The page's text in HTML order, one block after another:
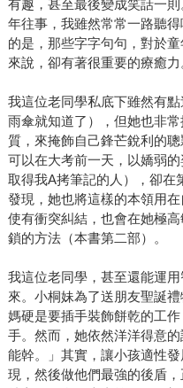
有趣，甚至最後變成笑話一
年往事，我雖然常常一路聽
的是，那些字字句句，對於
來說，卻有著很重要的療癒力
我這位老同學私底下雖然有
雨傘就知道了），但她也非
質，來掩飾自己鋒芒銳利的
可以在大考前一天，以嬌弱
取得我A拷筆記的人），卻在
發現，她也將這樣的本領用
使有衝突糾結，也會在她極
鎖的方法（本書第二部）。
我這位老同學，甚至還能運
來。小桐妹為了送朋友聖誕
媽硬是要插手裝飾餅乾的工
手。然而，她依然洋洋得意
能幹。」其實，讓小孩適性
現，然後做他們最強的後盾